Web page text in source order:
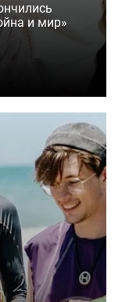
и мир»